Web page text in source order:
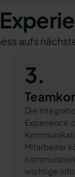
aufs
3.
Die
Mitarbeiter
wichtige